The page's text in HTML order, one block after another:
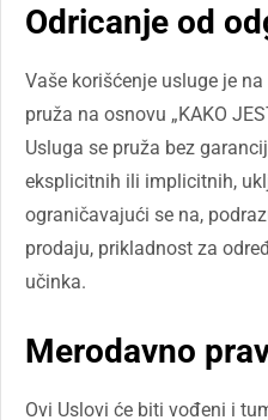
Odricanje od
Vaše korišćenje usluge je
pruža na osnovu „KAKO
Usluga se pruža bez
eksplicitnih ili implicitnih,
ograničavajući se na,
prodaju, prikladnost za
učinka.
Merodavno
Ovi Uslovi će biti vođeni i